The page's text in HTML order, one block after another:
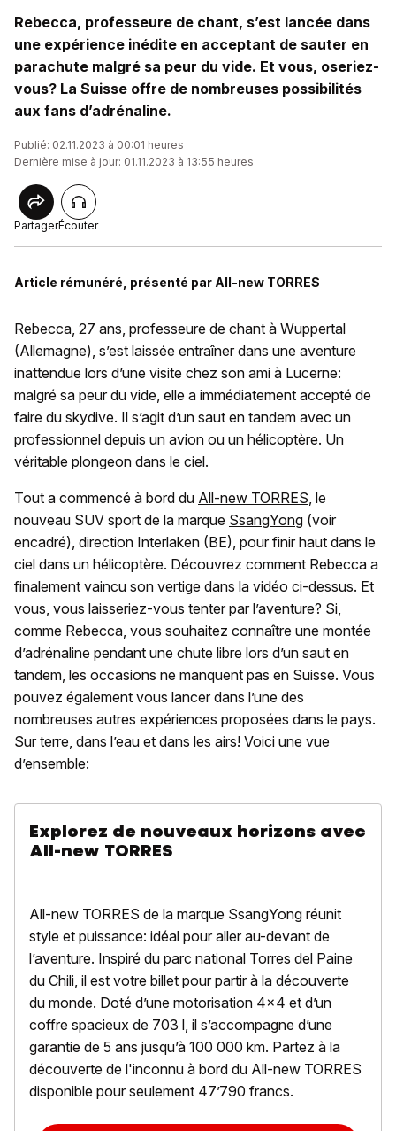
Rebecca, professeure de chant, s’est lancée dans
une expérience inédite en acceptant de sauter en
parachute malgré sa peur du vide. Et vous, oseriez-
vous? La Suisse offre de nombreuses possibilités
aux fans d’adrénaline.
Publié: 02.11.2023 à 00:01 heures
Dernière mise à jour: 01.11.2023 à 13:55 heures
PartagerÉcouter
Article rémunéré, présenté par All-new TORRES
Rebecca, 27 ans, professeure de chant à Wuppertal
(Allemagne), s’est laissée entraîner dans une aventure
inattendue lors d’une visite chez son ami à Lucerne:
malgré sa peur du vide, elle a immédiatement accepté de
faire du skydive. Il s’agit d’un saut en tandem avec un
professionnel depuis un avion ou un hélicoptère. Un
véritable plongeon dans le ciel.
Tout a commencé à bord du All-new TORRES, le
nouveau SUV sport de la marque SsangYong (voir
encadré), direction Interlaken (BE), pour finir haut dans le
ciel dans un hélicoptère. Découvrez comment Rebecca a
finalement vaincu son vertige dans la vidéo ci-dessus. Et
vous, vous laisseriez-vous tenter par l’aventure? Si,
comme Rebecca, vous souhaitez connaître une montée
d’adrénaline pendant une chute libre lors d’un saut en
tandem, les occasions ne manquent pas en Suisse. Vous
pouvez également vous lancer dans l’une des
nombreuses autres expériences proposées dans le pays.
Sur terre, dans l’eau et dans les airs! Voici une vue
d’ensemble:
Explorez de nouveaux horizons avec
All-new TORRES
All-new TORRES de la marque SsangYong réunit
style et puissance: idéal pour aller au-devant de
l’aventure. Inspiré du parc national Torres del Paine
du Chili, il est votre billet pour partir à la découverte
du monde. Doté d’une motorisation 4x4 et d’un
coffre spacieux de 703 l, il s’accompagne d’une
garantie de 5 ans jusqu’à 100 000 km. Partez à la
découverte de l'inconnu à bord du All-new TORRES
disponible pour seulement 47’790 francs.